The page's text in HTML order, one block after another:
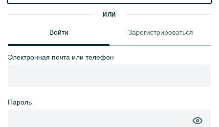
ИЛИ
Войти Зарегистрироваться
Электронная почта или телефон
Пароль